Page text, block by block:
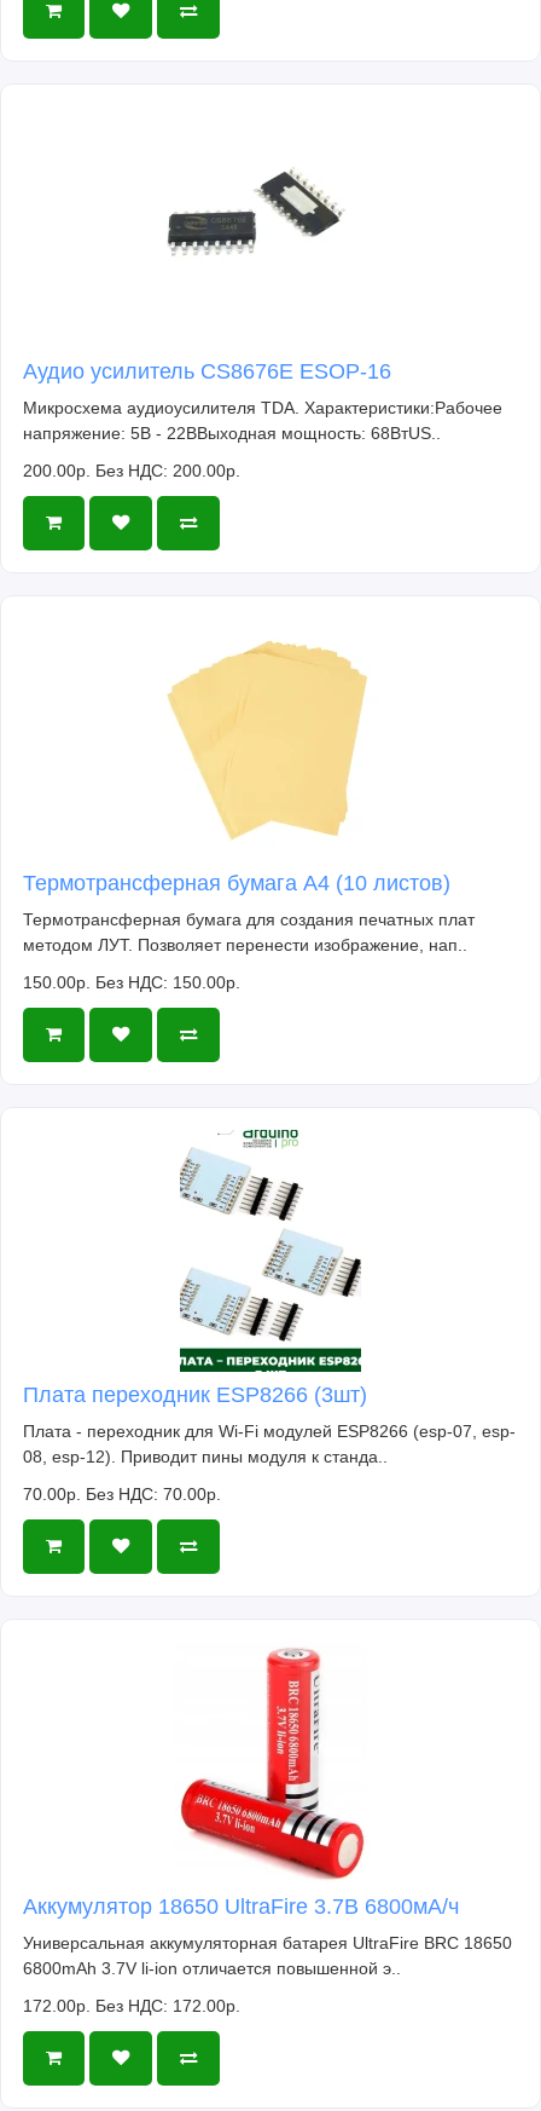
Аудио усилитель CS8676E ESOP-16
Микросхема аудиоусилителя TDA. Характеристики:Рабочее
напряжение: 5В - 22ВВыходная мощность: 68ВтUS..
200.00р. Без НДС: 200.00р.
Термотрансферная бумага А4 (10 листов)
Термотрансферная бумага для создания печатных плат
методом ЛУТ. Позволяет перенести изображение, нап..
150.00р. Без НДС: 150.00р.
Плата переходник ESP8266 (3шт)
Плата - переходник для Wi-Fi модулей ESP8266 (esp-07, esp-
08, esp-12). Приводит пины модуля к станда..
70.00р. Без НДС: 70.00р.
Аккумулятор 18650 UltraFire 3.7В 6800мА/ч
Универсальная аккумуляторная батарея UltraFire BRC 18650
6800mAh 3.7V li-ion отличается повышенной э..
172.00р. Без НДС: 172.00р.